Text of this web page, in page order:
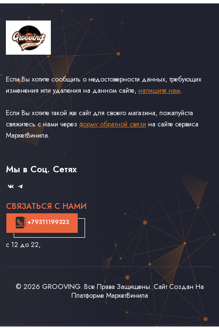
Если Вы хотите сообщить о недостоверности данных, требующих
изменения или удаления на данном сайте, напишите нам.
Если Вы хотите такой же сайт для своего магазина, пожалуйста
свяжитесь с нами через форму обратной связи на сайте сервиса
МаркетВинила.
Связаться С Нами
Оферта
Мы в Соц. Сетях
СВЯЗАТЬСЯ С НАМИ
+79311199323
с 12 до 22,
© 2026 GROOVING. Все Права Защищены. Сайт Создан На
Платформе МаркетВинила